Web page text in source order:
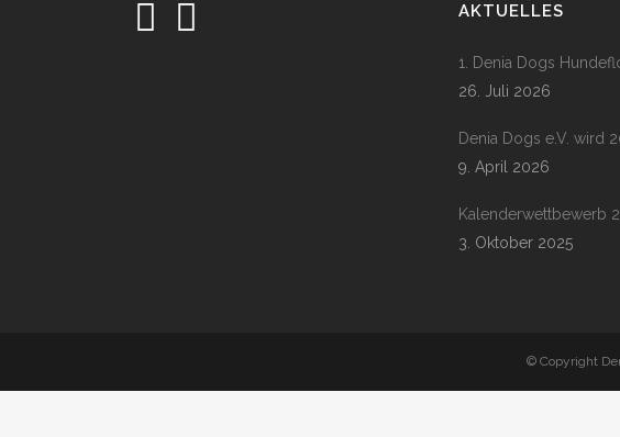
AKTUELLES
1. Denia Dogs
26. Juli 2026
Denia Dogs e.V. wird
9. April 2026
Kalenderwettbewerb
3. Oktober 2025
© Copyright